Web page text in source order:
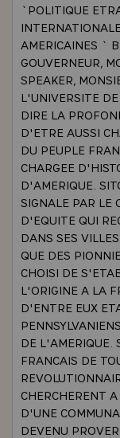
`POLITIQUE
AMERICAINES `
GOUVERNEUR,
SPEAKER,
L'UNIVERSITE
DIRE LA
D'ETRE AUSSI
DU PEUPLE
CHARGEE
D'AMERIQUE.
SIGNALE PAR LE
D'EQUITE QUI
DANS SES
QUE DES
CHOISI DE
L'ORIGINE A LA
D'ENTRE EUX
DE L'AMERIQUE.
FRANCAIS DE
CHERCHERENT
D'UNE
DEVENU